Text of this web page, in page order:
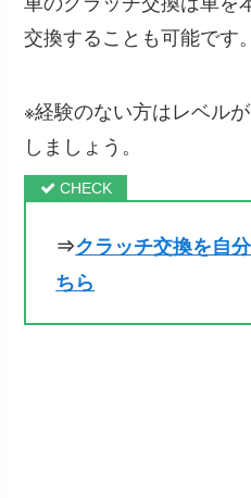
交換することも可能です。
※経験のない方はレベル
しましょう。
⇒クラッチ交換を自
ちら